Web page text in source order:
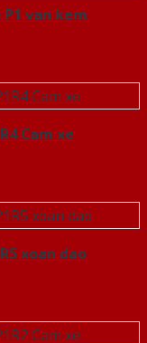
P1 van kem
Cam xe
xoan dao